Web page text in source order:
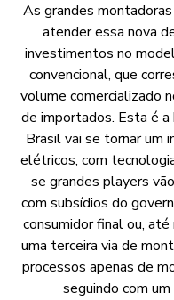
As grandes
atender essa nova
investimentos no
convencional, que
volume comercializado
de importados. Esta é a
Brasil vai se tornar um
elétricos, com
se grandes players
com subsídios do
consumidor final ou,
uma terceira via de
processos apenas de
seguindo com